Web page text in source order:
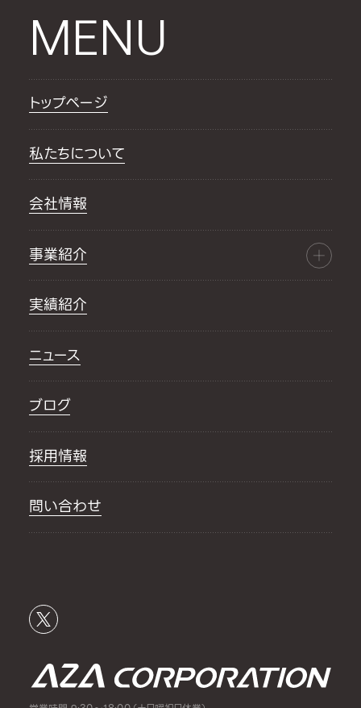
MENU
トップページ
私たちについて
会社情報
事業紹介
実績紹介
ニュース
ブログ
採用情報
問い合わせ